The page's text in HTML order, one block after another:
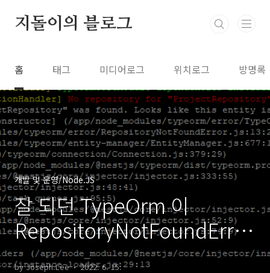
지돌이의 블로그
홈 태그 미디어로그 위치로그 방명록
개발 및 운영/Node.JS
잘 되던 TypeOrm 이
RepositoryNotFoundError
을 뱉음
by Joseph.Lee 2022. 6. 15.